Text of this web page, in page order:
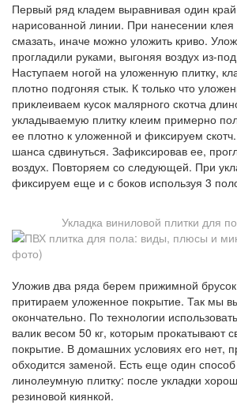
Первый ряд кладем выравнивая один край
нарисованной линии. При нанесении клея
смазать, иначе можно уложить криво.
прогладили руками, выгоняя воздух из-
Наступаем ногой на уложенную плитку,
плотно подгоняя стык. К только что
приклеиваем кусок малярного скотча
укладываемую плитку клеим примерно
ее плотно к уложенной и фиксируем
шанса сдвинуться. Зафиксировав ее,
воздух. Повторяем со следующей. При
фиксируем еще и с боков используя 3
Укладка виниловой плитки для
Уложив два ряда берем прижимной
притираем уложенное покрытие. Так мы
окончательно. По технологии
валик весом 50 кг, которым прокатывают
покрытие. В домашних условиях его нет,
обходится заменой. Есть еще один
линолеумную плитку: после укладки
резиновой киянкой.